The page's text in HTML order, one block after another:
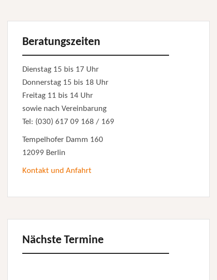
Beratungszeiten
Dienstag 15 bis 17 Uhr
Donnerstag 15 bis 18 Uhr
Freitag 11 bis 14 Uhr
sowie nach Vereinbarung
Tel: (030) 617 09 168 / 169
Tempelhofer Damm 160
12099 Berlin
Kontakt und Anfahrt
Nächste Termine